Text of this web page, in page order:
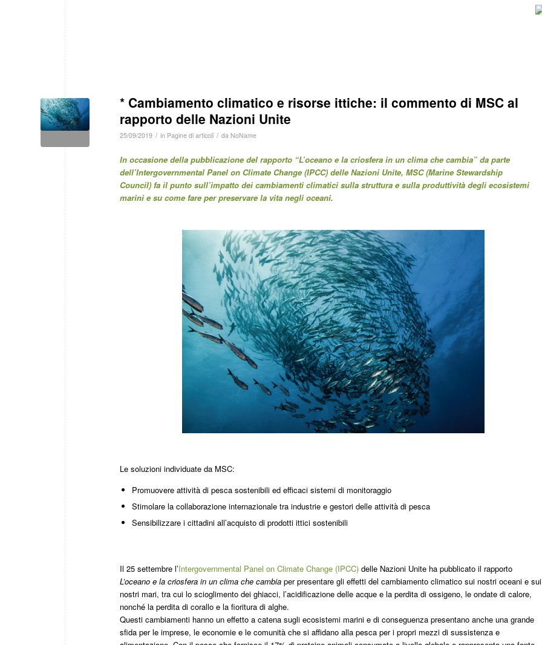
* Cambiamento climatico e risorse ittiche: il commento di MSC al
rapporto delle Nazioni Unite
25/09/2019 / in Pagine di articoli / da NoName
In occasione della pubblicazione del rapporto “L’oceano e la criosfera in un clima che cambia” da parte
dell’Intergovernmental Panel on Climate Change (IPCC) delle Nazioni Unite, MSC (Marine Stewardship
Council) fa il punto sull’impatto dei cambiamenti climatici sulla struttura e sulla produttività degli ecosistemi
marini e su come fare per preservare la vita negli oceani.
Le soluzioni individuate da MSC:
Promuovere attività di pesca sostenibili ed efficaci sistemi di monitoraggio
Stimolare la collaborazione internazionale tra industrie e gestori delle attività di pesca
Sensibilizzare i cittadini all’acquisto di prodotti ittici sostenibili
Il 25 settembre l’Intergovernmental Panel on Climate Change (IPCC) delle Nazioni Unite ha pubblicato il rapporto
L’oceano e la criosfera in un clima che cambia per presentare gli effetti del cambiamento climatico sui nostri oceani e sui
nostri mari, tra cui lo scioglimento dei ghiacci, l’acidificazione delle acque e la perdita di ossigeno, le ondate di calore,
nonché la perdita di corallo e la fioritura di alghe.
Questi cambiamenti hanno un effetto a catena sugli ecosistemi marini e di conseguenza presentano anche una grande
sfida per le imprese, le economie e le comunità che si affidano alla pesca per i propri mezzi di sussistenza e